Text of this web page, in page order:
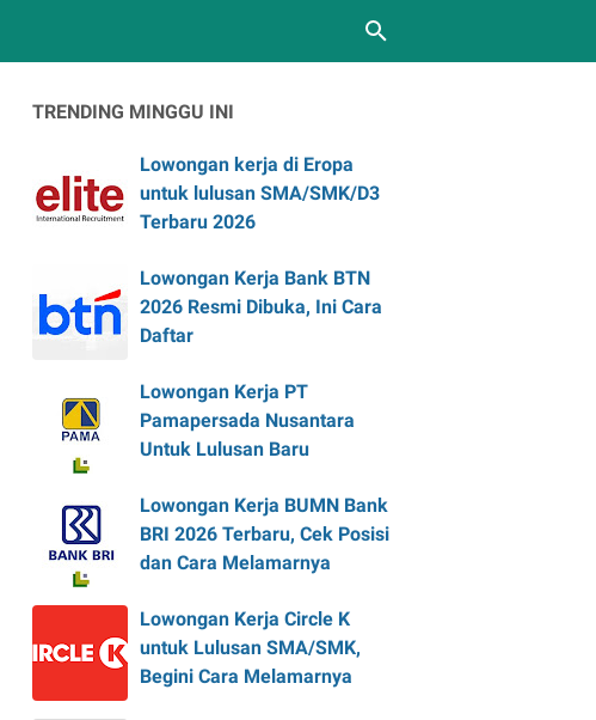
TRENDING MINGGU INI
Lowongan kerja di Eropa
untuk lulusan SMA/SMK/D3
Terbaru 2026
Lowongan Kerja Bank BTN
2026 Resmi Dibuka, Ini Cara
Daftar
Lowongan Kerja PT
Pamapersada Nusantara
Untuk Lulusan Baru
Lowongan Kerja BUMN Bank
BRI 2026 Terbaru, Cek Posisi
dan Cara Melamarnya
Lowongan Kerja Circle K
untuk Lulusan SMA/SMK,
Begini Cara Melamarnya